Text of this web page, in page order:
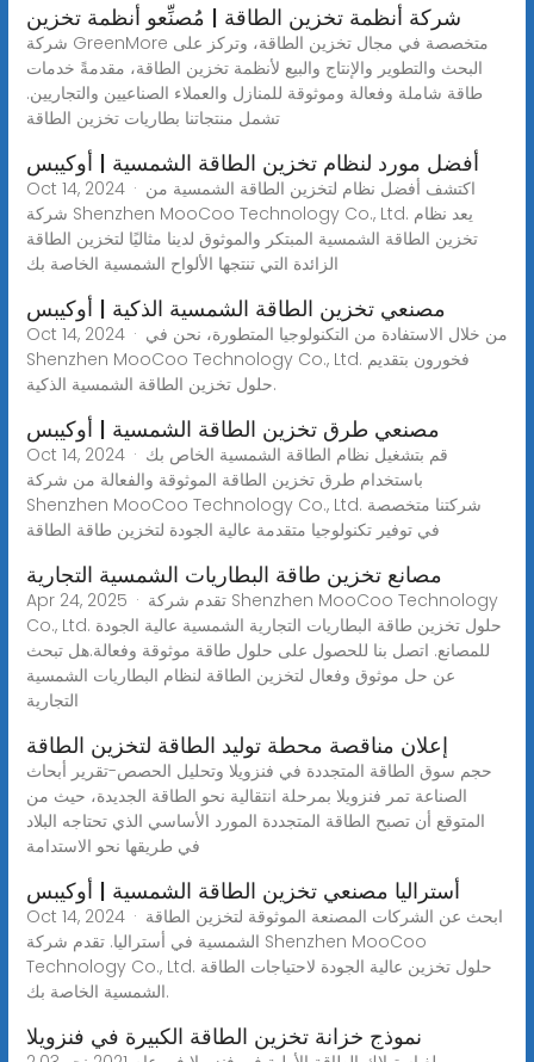
شركة أنظمة تخزين الطاقة | مُصنِّعو أنظمة تخزين
شركة GreenMore متخصصة في مجال تخزين الطاقة، وتركز على
البحث والتطوير والإنتاج والبيع لأنظمة تخزين الطاقة، مقدمةً خدمات
طاقة شاملة وفعالة وموثوقة للمنازل والعملاء الصناعيين والتجاريين.
تشمل منتجاتنا بطاريات تخزين الطاقة
أفضل مورد لنظام تخزين الطاقة الشمسية | أوكيبس
Oct 14, 2024 · اكتشف أفضل نظام لتخزين الطاقة الشمسية من
شركة Shenzhen MooCoo Technology Co., Ltd. يعد نظام
تخزين الطاقة الشمسية المبتكر والموثوق لدينا مثاليًا لتخزين الطاقة
الزائدة التي تنتجها الألواح الشمسية الخاصة بك
مصنعي تخزين الطاقة الشمسية الذكية | أوكيبس
Oct 14, 2024 · من خلال الاستفادة من التكنولوجيا المتطورة، نحن في
Shenzhen MooCoo Technology Co., Ltd. فخورون بتقديم
حلول تخزين الطاقة الشمسية الذكية.
مصنعي طرق تخزين الطاقة الشمسية | أوكيبس
Oct 14, 2024 · قم بتشغيل نظام الطاقة الشمسية الخاص بك
باستخدام طرق تخزين الطاقة الموثوقة والفعالة من شركة
Shenzhen MooCoo Technology Co., Ltd. شركتنا متخصصة
في توفير تكنولوجيا متقدمة عالية الجودة لتخزين طاقة الطاقة
مصانع تخزين طاقة البطاريات الشمسية التجارية
Apr 24, 2025 · تقدم شركة Shenzhen MooCoo Technology
Co., Ltd. حلول تخزين طاقة البطاريات التجارية الشمسية عالية الجودة
للمصانع. اتصل بنا للحصول على حلول طاقة موثوقة وفعالة.هل تبحث
عن حل موثوق وفعال لتخزين الطاقة لنظام البطاريات الشمسية
التجارية
إعلان مناقصة محطة توليد الطاقة لتخزين الطاقة
حجم سوق الطاقة المتجددة في فنزويلا وتحليل الحصص-تقرير أبحاث
الصناعة تمر فنزويلا بمرحلة انتقالية نحو الطاقة الجديدة، حيث من
المتوقع أن تصبح الطاقة المتجددة المورد الأساسي الذي تحتاجه البلاد
في طريقها نحو الاستدامة
أستراليا مصنعي تخزين الطاقة الشمسية | أوكيبس
Oct 14, 2024 · ابحث عن الشركات المصنعة الموثوقة لتخزين الطاقة
الشمسية في أستراليا. تقدم شركة Shenzhen MooCoo
Technology Co., Ltd. حلول تخزين عالية الجودة لاحتياجات الطاقة
الشمسية الخاصة بك.
نموذج خزانة تخزين الطاقة الكبيرة في فنزويلا